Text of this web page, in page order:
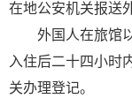
在地公安机关报送
外国人在旅馆以
入住后二十四小时
关办理登记。